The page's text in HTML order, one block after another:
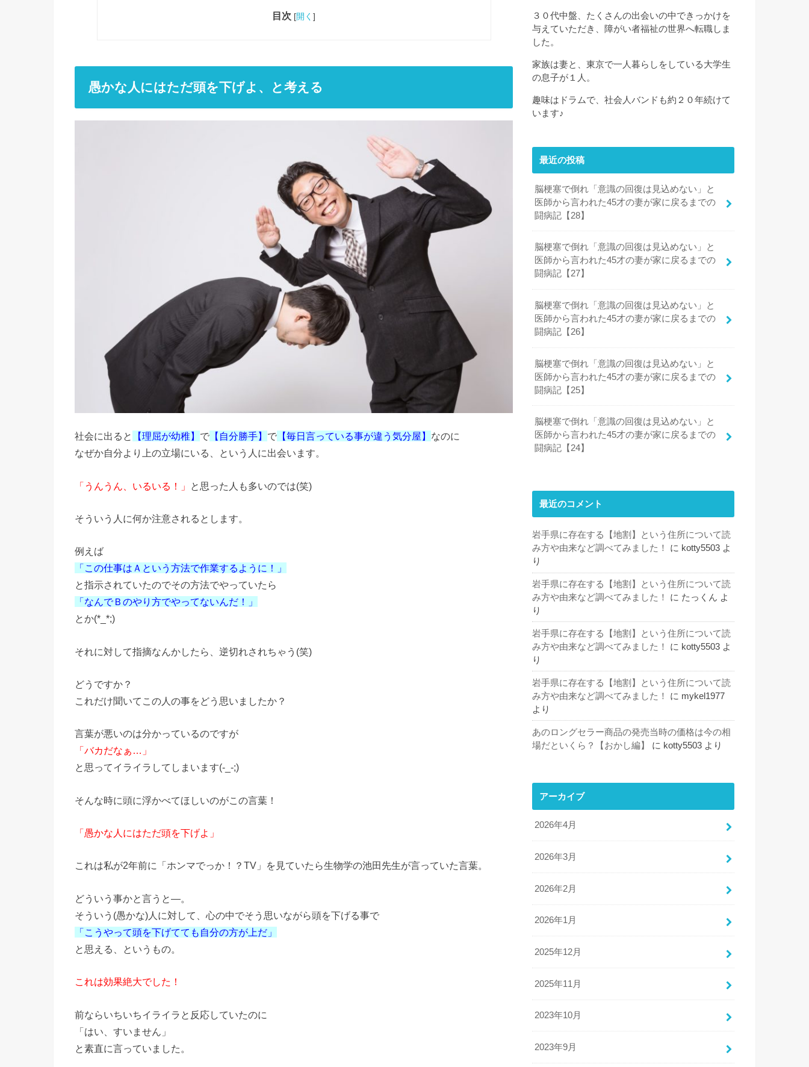
目次 [開く ]
愚かな人にはただ頭を下げよ、と考える
社会に出ると 【理屈が幼稚】 で 【自分勝手】 で 【毎日言っている事が違う気分屋】 なのに
なぜか自分より上の立場にいる、という人に出会います。
「うんうん、いるいる！」 と思った人も多いのでは(笑)
そういう人に何か注意されるとします。
例えば
「この仕事はＡという方法で作業するように！」
と指示されていたのでその方法でやっていたら
「なんでＢのやり方でやってないんだ！」
とか(*_*;)
それに対して指摘なんかしたら、逆切れされちゃう(笑)
どうですか？
これだけ聞いてこの人の事をどう思いましたか？
言葉が悪いのは分かっているのですが
「バカだなぁ…」
と思ってイライラしてしまいます(-_-;)
そんな時に頭に浮かべてほしいのがこの言葉！
「愚かな人にはただ頭を下げよ」
これは私が2年前に「ホンマでっか！？TV」を見ていたら生物学の池田先生が言っていた言葉。
どういう事かと言うと―。
そういう(愚かな)人に対して、心の中でそう思いながら頭を下げる事で
「こうやって頭を下げてても自分の方が上だ」
と思える、というもの。
これは効果絶大でした！
前ならいちいちイライラと反応していたのに
「はい、すいません」
と素直に言っていました。
３０代中盤、たくさんの出会いの中できっかけを
与えていただき、障がい者福祉の世界へ転職しま
した。
家族は妻と、東京で一人暮らしをしている大学生
の息子が１人。
趣味はドラムで、社会人バンドも約２０年続けて
います♪
最近の投稿
脳梗塞で倒れ「意識の回復は見込めない」と
医師から言われた45才の妻が家に戻るまでの
闘病記【28】
脳梗塞で倒れ「意識の回復は見込めない」と
医師から言われた45才の妻が家に戻るまでの
闘病記【27】
脳梗塞で倒れ「意識の回復は見込めない」と
医師から言われた45才の妻が家に戻るまでの
闘病記【26】
脳梗塞で倒れ「意識の回復は見込めない」と
医師から言われた45才の妻が家に戻るまでの
闘病記【25】
脳梗塞で倒れ「意識の回復は見込めない」と
医師から言われた45才の妻が家に戻るまでの
闘病記【24】
最近のコメント
岩手県に存在する【地割】という住所について読
み方や由来など調べてみました！
に kotty5503 よ
り
岩手県に存在する【地割】という住所について読
み方や由来など調べてみました！
に たっくん よ
り
岩手県に存在する【地割】という住所について読
み方や由来など調べてみました！
に kotty5503 よ
り
岩手県に存在する【地割】という住所について読
み方や由来など調べてみました！
に mykel1977
より
あのロングセラー商品の発売当時の価格は今の相
場だといくら？【おかし編】
に kotty5503 より
アーカイブ
2026年4月
2026年3月
2026年2月
2026年1月
2025年12月
2025年11月
2023年10月
2023年9月